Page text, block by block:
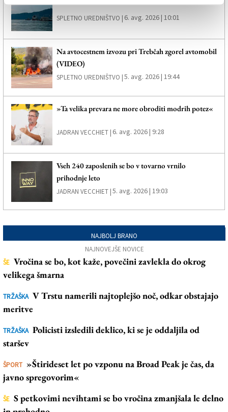
SPLETNO UREDNIŠTVO | 6. avg. 2026 | 10:01
Na avtocestnem izvozu pri Trebčah zgorel avtomobil
(VIDEO)
SPLETNO UREDNIŠTVO |5. avg. 2026 | 19:44
»Ta velika prevara ne more obroditi modrih potez«
JADRAN VECCHIET | 6. avg. 2026 | 9:28
Vseh 240 zaposlenih se bo v tovarno vrnilo
prihodnje leto
JADRAN VECCHIET |5. avg. 2026 | 19:03
NAJBOLJ BRANO
NAJNOVEJŠE NOVICE
ŠE Vročina se bo, kot kaže, povečini zavlekla do okrog
velikega šmarna
TRŽAŠKA V Trstu namerili najtoplejšo noč, odkar obstajajo
meritve
TRŽAŠKA Policisti izsledili deklico, ki se je oddaljila od
staršev
ŠPORT »Štirideset let po vzponu na Broad Peak je čas, da
javno spregovorim«
ŠE S petkovimi nevihtami se bo vročina zmanjšala le delno